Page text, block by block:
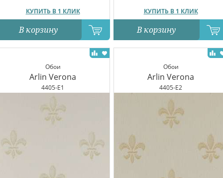
КУПИТЬ В 1 КЛИК
В корзину
КУПИТЬ В 1 КЛИК
В корзину
Обои
Arlin Verona
4405-E1
Обои
Arlin Verona
4405-E2